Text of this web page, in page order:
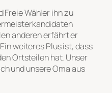
Freie Wähler ihn zu
anderen erfährt er
weiteres Plus ist, dass
Ortsteilen hat. Unser
und unsere Oma aus